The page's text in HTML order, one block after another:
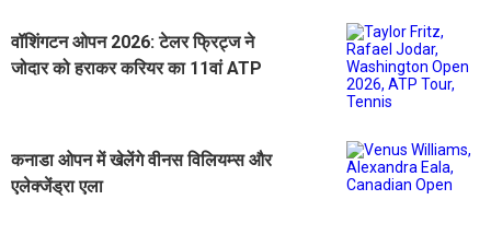
वॉशिंगटन ओपन 2026: टेलर फ्रिट्ज ने
जोदार को हराकर करियर का 11वां ATP
कनाडा ओपन में खेलेंगे वीनस विलियम्स और
एलेक्जेंड्रा एला